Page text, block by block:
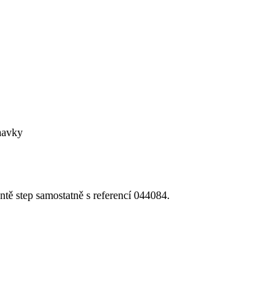
step samostatně s referencí 044084.